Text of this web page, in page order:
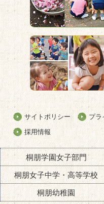
サイトポリシー プラ
採用情報
桐朋学園女子部門
桐朋女子中学・高等学校
桐朋幼稚園